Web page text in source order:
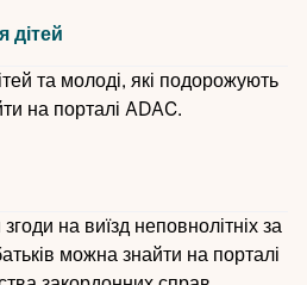
дітей
та молоді, які подорожують
на порталі ADAC.
на виїзд неповнолітніх за
можна знайти на порталі